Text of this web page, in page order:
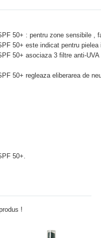
50+ : pentru zone sensibile ,
50+ este indicat pentru pielea
50+ asociaza 3 filtre anti-
50+ regleaza eliberarea de
50+.
!